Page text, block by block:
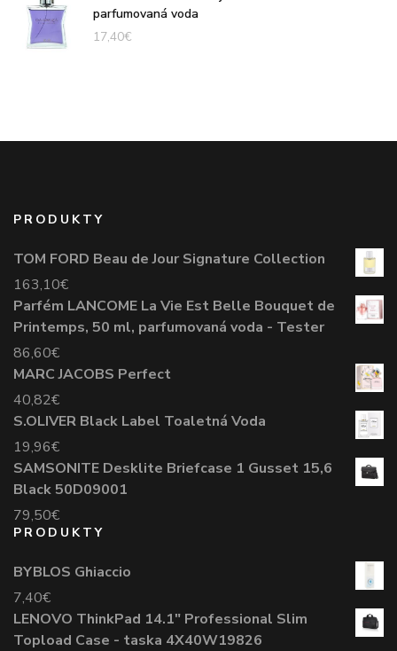
parfumovaná voda
17,40€
PRODUKTY
TOM FORD Beau de Jour Signature Collection
163,10€
Parfém LANCOME La Vie Est Belle Bouquet de
Printemps, 50 ml, parfumovaná voda - Tester
86,60€
MARC JACOBS Perfect
40,82€
S.OLIVER Black Label Toaletná Voda
19,96€
SAMSONITE Desklite Briefcase 1 Gusset 15,6
Black 50D09001
79,50€
PRODUKTY
BYBLOS Ghiaccio
7,40€
LENOVO ThinkPad 14.1" Professional Slim
Topload Case - taska 4X40W19826